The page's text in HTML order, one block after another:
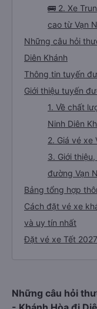
🚌 2. Xe
cao từ Vạn
Những câu hỏi
Diên Khánh
Thông tin tuyến
Giới thiệu tuyến
1. Về chất
Ninh Diên
2. Giá vé xe
3. Giới
đường Vạn
Bảng tổng hợp
Cách đặt vé xe
và uy tín nhất
Đặt vé xe Tết
Những câu hỏi